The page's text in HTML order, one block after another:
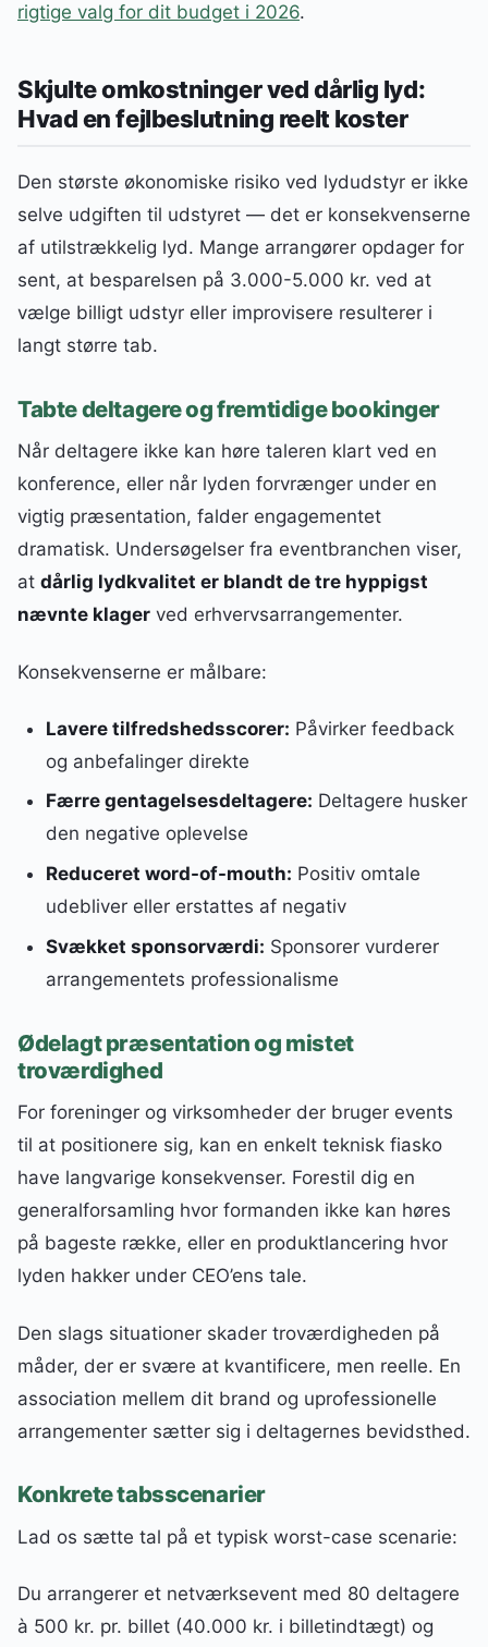
rigtige valg for dit budget i 2026.
Skjulte omkostninger ved dårlig lyd:
Hvad en fejlbeslutning reelt koster
Den største økonomiske risiko ved lydudstyr er ikke
selve udgiften til udstyret — det er konsekvenserne
af utilstrækkelig lyd. Mange arrangører opdager for
sent, at besparelsen på 3.000-5.000 kr. ved at
vælge billigt udstyr eller improvisere resulterer i
langt større tab.
Tabte deltagere og fremtidige bookinger
Når deltagere ikke kan høre taleren klart ved en
konference, eller når lyden forvrænger under en
vigtig præsentation, falder engagementet
dramatisk. Undersøgelser fra eventbranchen viser,
at dårlig lydkvalitet er blandt de tre hyppigst
nævnte klager ved erhvervsarrangementer.
Konsekvenserne er målbare:
Lavere tilfredshedsscorer: Påvirker feedback
og anbefalinger direkte
Færre gentagelsesdeltagere: Deltagere husker
den negative oplevelse
Reduceret word-of-mouth: Positiv omtale
udebliver eller erstattes af negativ
Svækket sponsorværdi: Sponsorer vurderer
arrangementets professionalisme
Ødelagt præsentation og mistet
troværdighed
For foreninger og virksomheder der bruger events
til at positionere sig, kan en enkelt teknisk fiasko
have langvarige konsekvenser. Forestil dig en
generalforsamling hvor formanden ikke kan høres
på bageste række, eller en produktlancering hvor
lyden hakker under CEO’ens tale.
Den slags situationer skader troværdigheden på
måder, der er svære at kvantificere, men reelle. En
association mellem dit brand og uprofessionelle
arrangementer sætter sig i deltagernes bevidsthed.
Konkrete tabsscenarier
Lad os sætte tal på et typisk worst-case scenarie:
Du arrangerer et netværksevent med 80 deltagere
à 500 kr. pr. billet (40.000 kr. i billetindtægt) og